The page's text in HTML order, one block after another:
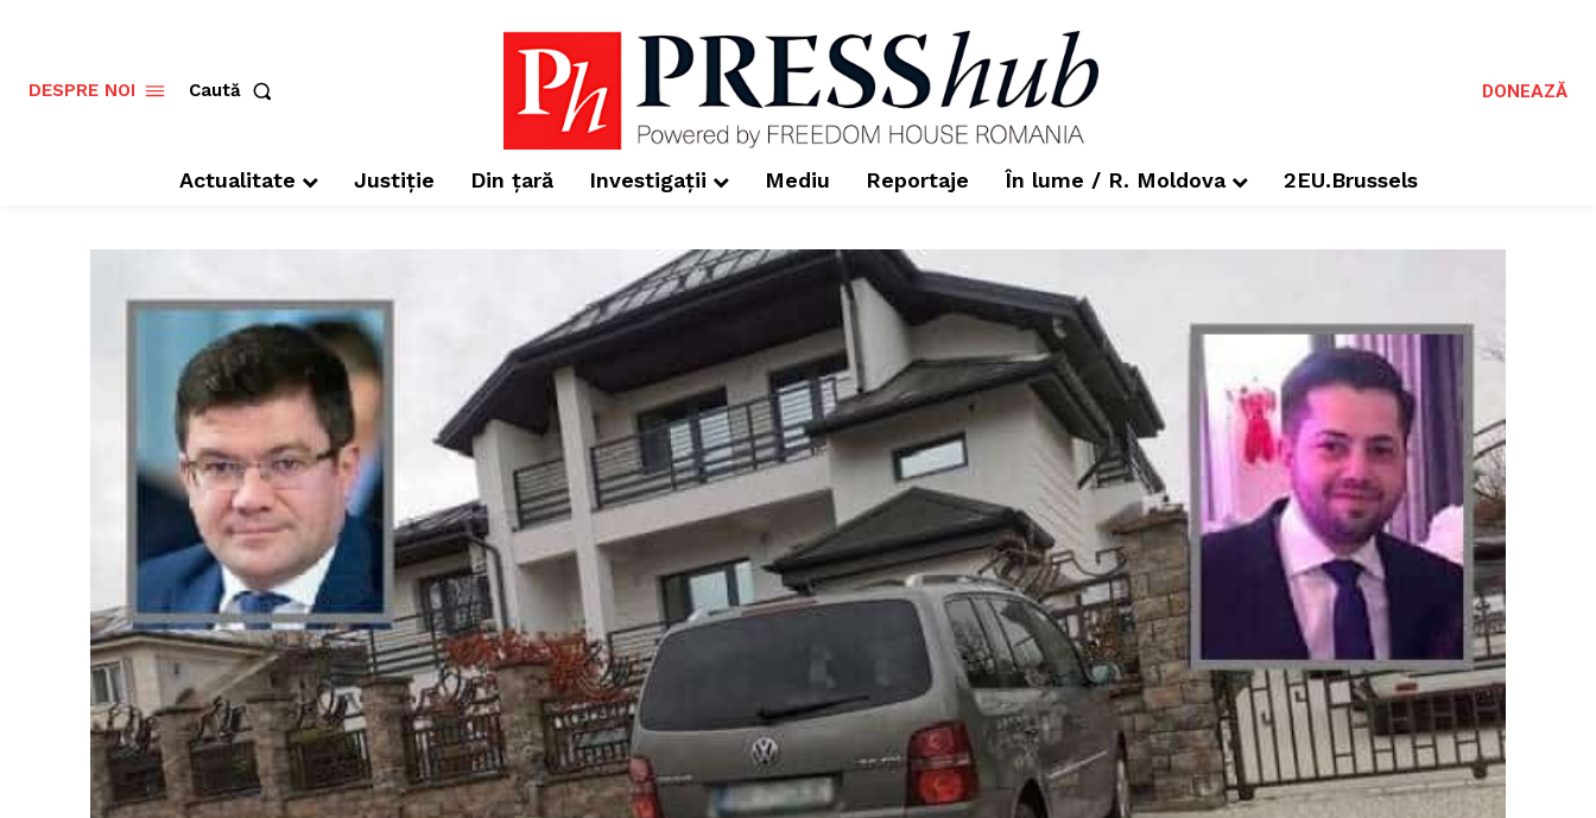
DESPRE NOI Caută DONEAZĂ
Actualitate Justiție Din țară Investigații Mediu Reportaje În lume / R. Moldova 2EU.Brussels